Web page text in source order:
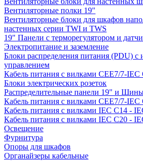
Вентиляторные полки 19"
Вентиляторные блоки для шкафов
настенных серии TWI и TWS
19" Панели с терморегулятором и
Электропитание и заземление
Блоки распределения питания (PDU) с
управлением
Кабель питания с вилками CEE7/7-IEC
Блоки электрических розеток
Распределительные панели 19" и Шины
Кабель питания с вилками CEE7/7-IEC
Кабель питания с вилками IEC C14 -
Кабель питания с вилками IEC C20 -
Освещение
Фурнитура
Опоры для шкафов
Органайзеры кабельные